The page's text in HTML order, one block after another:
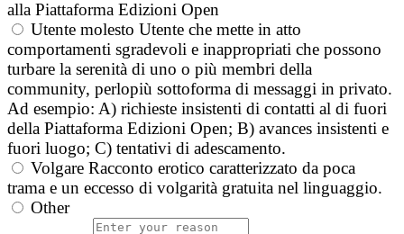
alla Piattaforma Edizioni Open
Utente molesto Utente che mette in atto
comportamenti sgradevoli e inappropriati che possono
turbare la serenità di uno o più membri della
community, perlopiù sottoforma di messaggi in privato.
Ad esempio: A) richieste insistenti di contatti al di fuori
della Piattaforma Edizioni Open; B) avances insistenti e
fuori luogo; C) tentativi di adescamento.
Volgare Racconto erotico caratterizzato da poca
trama e un eccesso di volgarità gratuita nel linguaggio.
Other